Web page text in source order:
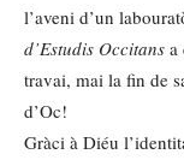
l’aveni d’un
d’Estudis Occitans a
travai, mai la fin de
d’Oc!
Gràci à Diéu